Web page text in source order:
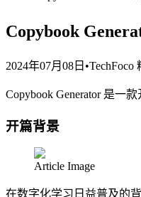
Copybook
2024年07月08日 •TechFoco
Copybook Generator 是一
开篇背景
Article Image
在数字化学习日益普及的